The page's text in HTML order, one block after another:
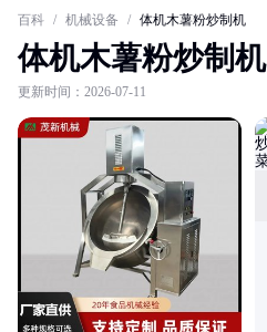
百科 / 机械设备 / 体机木薯粉炒制机
体机木薯粉炒制机
更新时间：2026-07-11